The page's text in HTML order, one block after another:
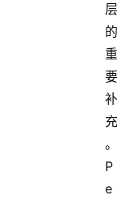
层
的
重
要
补
充
。
P
e